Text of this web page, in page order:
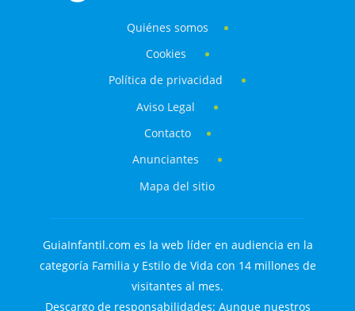
Quiénes somos
Cookies
Política de privacidad
Aviso Legal
Contacto
Anunciantes
Mapa del sitio
GuiaInfantil.com es la web líder en audiencia en la
categoría Familia y Estilo de Vida con 14 millones de
visitantes al mes.
Descargo de responsabilidades: Aunque nuestros